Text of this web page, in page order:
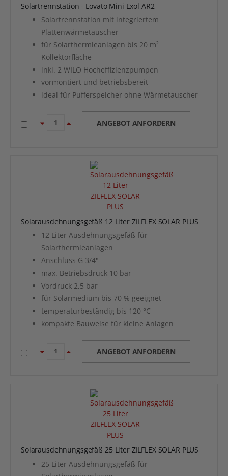
Solartrennstation - Lovato Mini Exol AR2
Solartrennstation mit integriertem
Plattenwärmetauscher
für Solarthermieanlagen bis 20 m²
Kollektorfläche
inkl. 2 WILO Hocheffizienzpumpen
vormontiert und betriebsbereit
ideal für Pufferspeicher ohne Wärmetauscher
ANGEBOT ANFORDERN
Solarausdehnungsgefäß 12 Liter ZILFLEX SOLAR PLUS
12 Liter Ausdehnungsgefäß für
Solarthermieanlagen
Anschluss G 3/4"
max. Betriebsdruck 10 bar
Vordruck 2,5 bar
für Solarmedium bis 70 % geeignet
temperaturbeständig bis 120 °C
kompakte Bauweise für kleine Anlagen
ANGEBOT ANFORDERN
Solarausdehnungsgefäß 25 Liter ZILFLEX SOLAR PLUS
25 Liter Ausdehnungsgefäß für